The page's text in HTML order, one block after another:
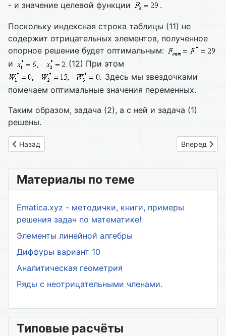
- и значение целевой функции .
Поскольку индексная строка таблицы (11) не
содержит отрицательных элементов, полученное
опорное решение будет оптимальным:
и
(12) При этом
Здесь мы звездочками
помечаем оптимальные значения переменных.
Таким образом, задача (2), а с ней и задача (1)
решены.
Предыдущий: Ряды, ряды Фурье, теория вероятности
Назад Следующий:
Вперед
Материалы по теме
Ematica.xyz - методички, книги, примеры
решения задач по математике!
Элементы линейной алгебры
Диффуры вариант 10
Аналитическая геометрия
Ряды с неотрицательными членами.
Типовые расчёты